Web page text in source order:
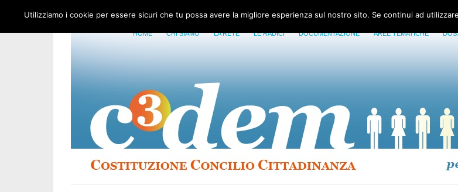
HOME CHI SIAMO LA RETE LE RADICI DOCUMENTAZIONE AREE TEMATICHE
Utilizziamo i cookie per essere sicuri che tu possa avere la migliore esperienza sul nostro sito. Se continui ad